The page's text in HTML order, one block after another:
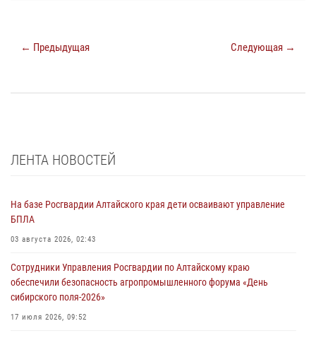
← Предыдущая Следующая →
ЛЕНТА НОВОСТЕЙ
На базе Росгвардии Алтайского края дети осваивают управление
БПЛА
03 августа 2026, 02:43
Сотрудники Управления Росгвардии по Алтайскому краю
обеспечили безопасность агропромышленного форума «День
сибирского поля-2026»
17 июля 2026, 09:52